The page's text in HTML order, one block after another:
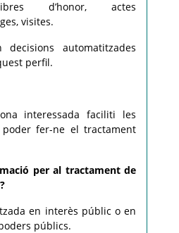
d’honor, actes
visites.
automatitzades
perfil.
interessada faciliti les
fer-ne el tractament
per al tractament de
en interès públic o en
públics.